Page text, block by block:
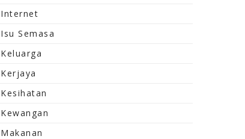
Internet
Isu Semasa
Keluarga
Kerjaya
Kesihatan
Kewangan
Makanan